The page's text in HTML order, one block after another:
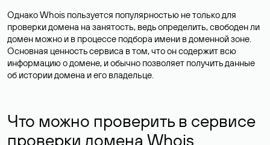
Однако Whois пользуется популярностью не только для
проверки домена на занятость, ведь определить, свободен ли
домен можно и в процессе подбора имени в доменной зоне.
Основная ценность сервиса в том, что он содержит всю
информацию о домене, и обычно позволяет получить данные
об истории домена и его владельце.
Что можно проверить в сервисе
проверки домена Whois